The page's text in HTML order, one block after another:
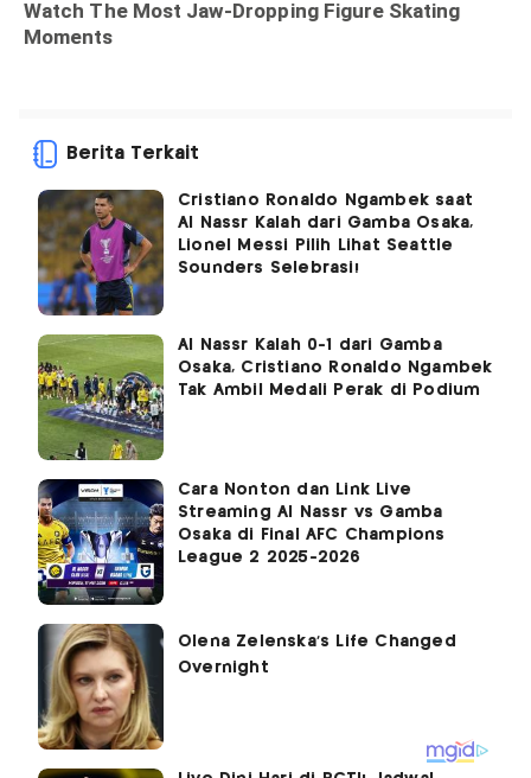
Berita Terkait
Cristiano Ronaldo Ngambek saat
Al Nassr Kalah dari Gamba Osaka,
Lionel Messi Pilih Lihat Seattle
Sounders Selebrasi!
Al Nassr Kalah 0-1 dari Gamba
Osaka, Cristiano Ronaldo Ngambek
Tak Ambil Medali Perak di Podium
Cara Nonton dan Link Live
Streaming Al Nassr vs Gamba
Osaka di Final AFC Champions
League 2 2025-2026